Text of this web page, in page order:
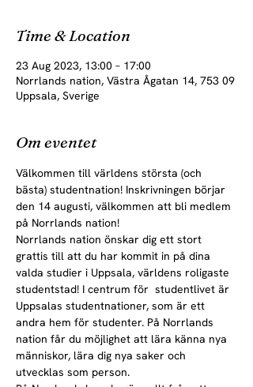
Time & Location
23 Aug 2023, 13:00 – 17:00
Norrlands nation, Västra Ågatan 14, 753 09
Uppsala, Sverige
Om eventet
Välkommen till världens största (och
bästa) studentnation! Inskrivningen börjar
den 14 augusti, välkommen att bli medlem
på Norrlands nation!
Norrlands nation önskar dig ett stort
grattis till att du har kommit in på dina
valda studier i Uppsala, världens roligaste
studentstad! I centrum för  studentlivet är
Uppsalas studentnationer, som är ett
andra hem för studenter. På Norrlands
nation får du möjlighet att lära känna nya
människor, lära dig nya saker och
utvecklas som person.